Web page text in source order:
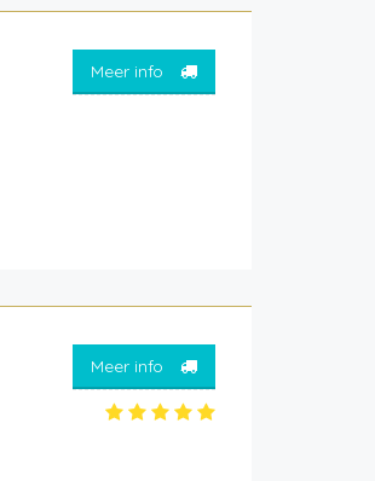
Meer info
Meer info